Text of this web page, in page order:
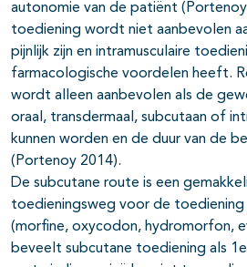
autonomie van de patiënt
toediening wordt niet aanbevolen
pijnlijk zijn en intramusculaire
farmacologische voordelen heeft.
wordt alleen aanbevolen als de
oraal, transdermaal, subcutaan of
kunnen worden en de duur van de
(Portenoy 2014).
De subcutane route is een
toedieningsweg voor de toediening
(morfine, oxycodon, hydromorfon,
beveelt subcutane toediening als